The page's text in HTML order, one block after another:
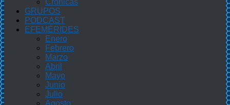
Crónicas
GRUPOS
PODCAST
EFEMÉRIDES
Enero
Febrero
Marzo
Abril
Mayo
Junio
Julio
Agosto